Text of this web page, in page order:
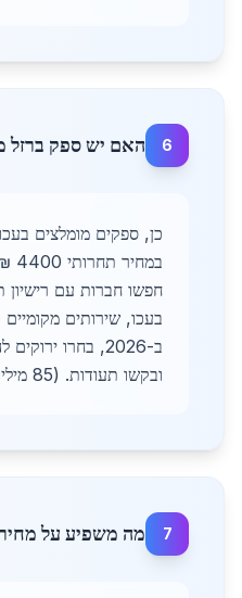
6 האם יש ספק ברזל
כן, ספקים מומלצים
חפשו חברות עם רישיון
בעכו, שירותים מקומיים
ב-2026, בחרו
ובקשו תעודות. (85 מילים)
7 מה משפיע על